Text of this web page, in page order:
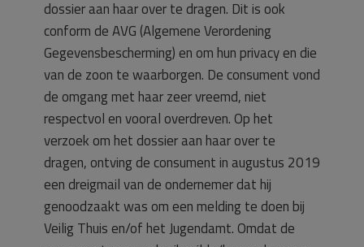
dossier aan haar over te dragen. Dit is ook
conform de AVG (Algemene Verordening
Gegevensbescherming) en om hun privacy en die
van de zoon te waarborgen. De consument vond
de omgang met haar zeer vreemd, niet
respectvol en vooral overdreven. Op het
verzoek om het dossier aan haar over te
dragen, ontving de consument in augustus 2019
een dreigmail van de ondernemer dat hij
genoodzaakt was om een melding te doen bij
Veilig Thuis en/of het Jugendamt. Omdat de